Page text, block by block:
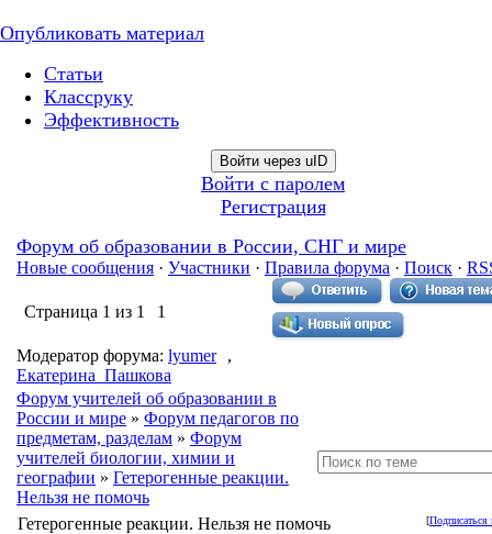
Опубликовать материал
Статьи
Классруку
Эффективность
Войти через uID
Войти с паролем
Регистрация
Форум об образовании в России, СНГ и мире
Новые сообщения · Участники · Правила форума · Поиск ·
Страница 1 из 1 1
Модератор форума: lyumer
,
Екатерина_Пашкова
Форум учителей об образовании в
России и мире » Форум педагогов по
предметам, разделам » Форум
учителей биологии, химии и
географии » Гетерогенные реакции.
Нельзя не помочь
[Подписаться
Гетерогенные реакции. Нельзя не помочь